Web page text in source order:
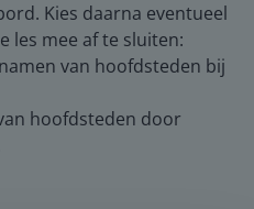
Kies daarna eventueel
les mee af te sluiten:
van hoofdsteden bij
hoofdsteden door